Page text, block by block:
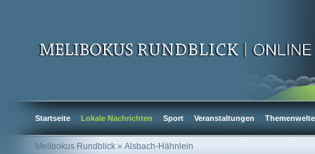
Startseite Lokale Nachrichten Sport Veranstaltungen
Melibokus Rundblick » Alsbach-Hähnlein